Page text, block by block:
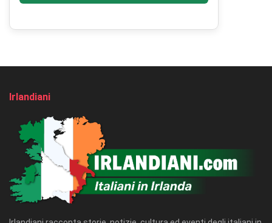
Irlandiani